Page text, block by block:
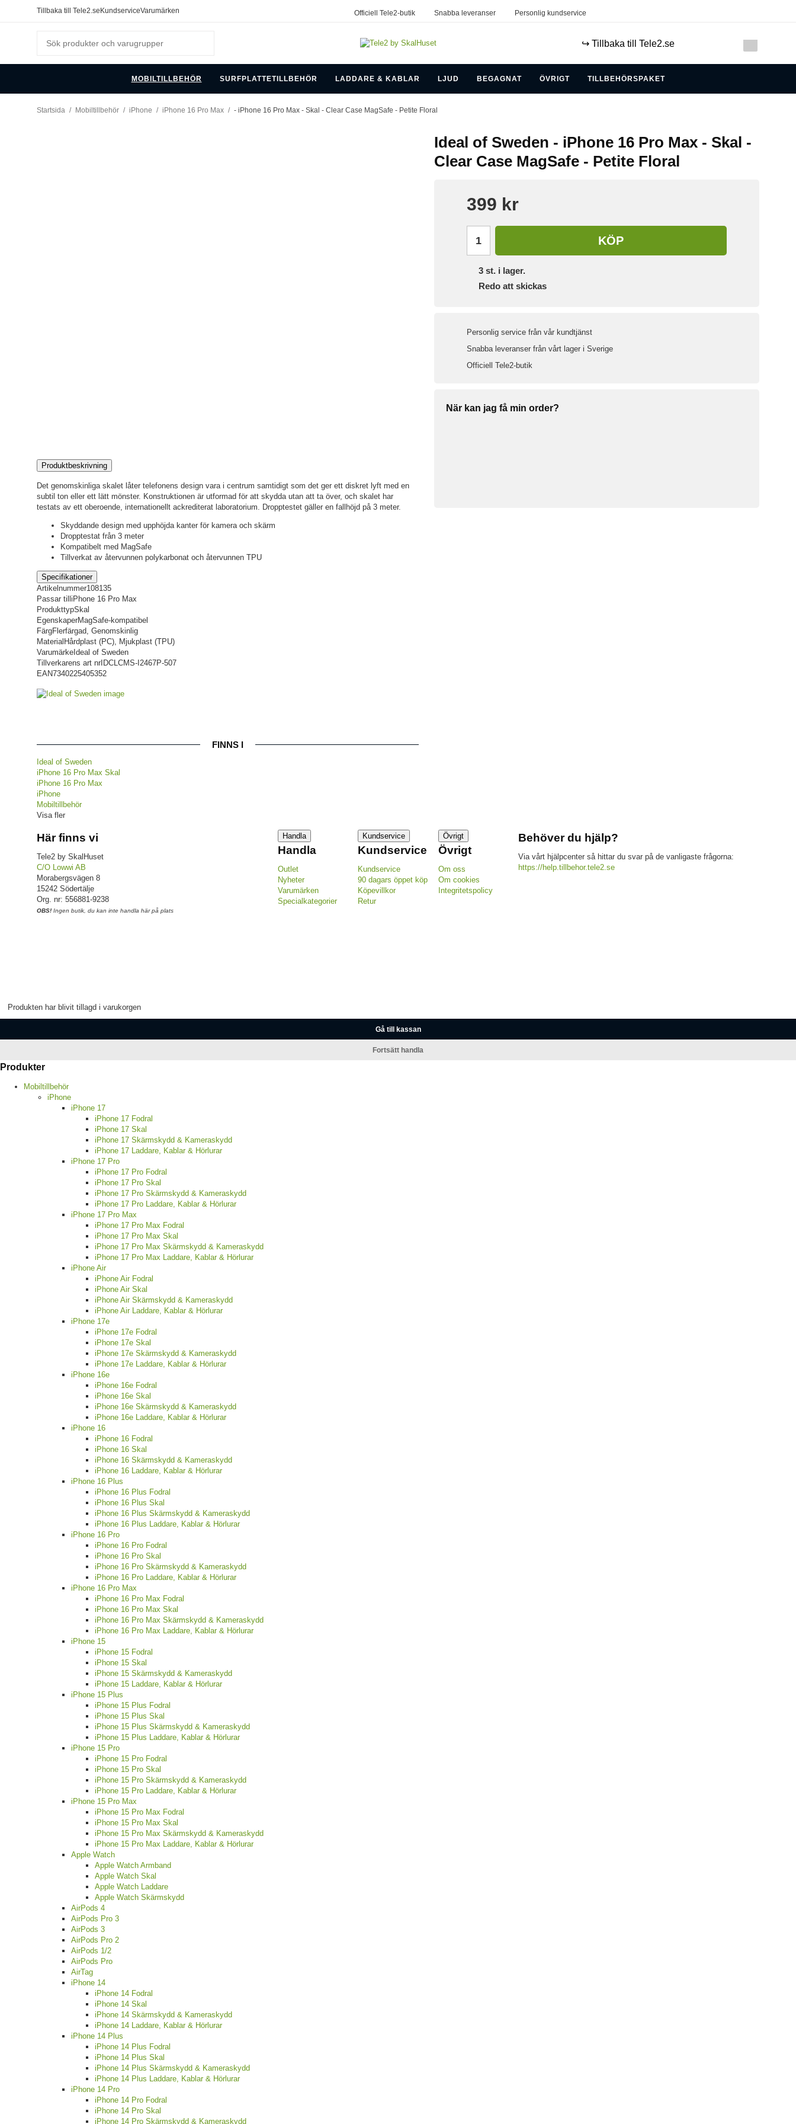
Tillbaka till Tele2.se KundserviceVarumärken Officiell Tele2-butik Snabba leveranser Personlig kundservice
↪️ Tillbaka till Tele2.se
MOBILTILLBEHÖR SURFPLATTETILLBEHÖR LADDARE & KABLAR LJUD BEGAGNAT ÖVRIGT TILLBEHÖRSPAKET
Startsida / Mobiltillbehör / iPhone / iPhone 16 Pro Max / - iPhone 16 Pro Max - Skal - Clear Case MagSafe - Petite Floral
Ideal of Sweden - iPhone 16 Pro Max - Skal -
Clear Case MagSafe - Petite Floral
399 kr
KÖP
3st. i lager.
Redo att skickas
Personlig service från vår kundtjänst
Snabba leveranser från vårt lager i Sverige
Officiell Tele2-butik
När kan jag få min order?
Produktbeskrivning
Det genomskinliga skalet låter telefonens design vara i centrum samtidigt som det ger ett diskret lyft med en
subtil ton eller ett lätt mönster. Konstruktionen är utformad för att skydda utan att ta över, och skalet har
testats av ett oberoende, internationellt ackrediterat laboratorium. Dropptestet gäller en fallhöjd på 3 meter.
Skyddande design med upphöjda kanter för kamera och skärm
Dropptestat från 3 meter
Kompatibelt med MagSafe
Tillverkat av återvunnen polykarbonat och återvunnen TPU
Specifikationer
Artikelnummer108135
Passar till iPhone 16 Pro Max
ProdukttypSkal
EgenskaperMagSafe-kompatibel
FärgFlerfärgad, Genomskinlig
Material Hårdplast (PC), Mjukplast (TPU)
Varumärke Ideal of Sweden
Tillverkarens art nr IDCLCMS-I2467P-507
EAN7340225405352
FINNS I
Ideal of Sweden
iPhone 16 Pro Max Skal
iPhone 16 Pro Max
iPhone
Mobiltillbehör
Visa fler
Här finns vi
Tele2 by SkalHuset
C/O Lowwi AB
Morabergsvägen 8
15242 Södertälje
Org. nr: 556881-9238
OBS! Ingen butik, du kan inte handla här på plats
Handla
Handla
Outlet
Nyheter
Varumärken
Specialkategorier
Kundservice
Kundservice
Kundservice
90 dagars öppet köp
Köpevillkor
Retur
Övrigt
Övrigt
Om oss
Om cookies
Integritetspolicy
Behöver du hjälp?
Via vårt hjälpcenter så hittar du svar på de vanligaste frågorna:
https://help.tillbehor.tele2.se
Produkten har blivit tillagd i varukorgen
Gå till kassan
Fortsätt handla
Produkter
Mobiltillbehör
iPhone
iPhone 17
iPhone 17 Fodral
iPhone 17 Skal
iPhone 17 Skärmskydd & Kameraskydd
iPhone 17 Laddare, Kablar & Hörlurar
iPhone 17 Pro
iPhone 17 Pro Fodral
iPhone 17 Pro Skal
iPhone 17 Pro Skärmskydd & Kameraskydd
iPhone 17 Pro Laddare, Kablar & Hörlurar
iPhone 17 Pro Max
iPhone 17 Pro Max Fodral
iPhone 17 Pro Max Skal
iPhone 17 Pro Max Skärmskydd & Kameraskydd
iPhone 17 Pro Max Laddare, Kablar & Hörlurar
iPhone Air
iPhone Air Fodral
iPhone Air Skal
iPhone Air Skärmskydd & Kameraskydd
iPhone Air Laddare, Kablar & Hörlurar
iPhone 17e
iPhone 17e Fodral
iPhone 17e Skal
iPhone 17e Skärmskydd & Kameraskydd
iPhone 17e Laddare, Kablar & Hörlurar
iPhone 16e
iPhone 16e Fodral
iPhone 16e Skal
iPhone 16e Skärmskydd & Kameraskydd
iPhone 16e Laddare, Kablar & Hörlurar
iPhone 16
iPhone 16 Fodral
iPhone 16 Skal
iPhone 16 Skärmskydd & Kameraskydd
iPhone 16 Laddare, Kablar & Hörlurar
iPhone 16 Plus
iPhone 16 Plus Fodral
iPhone 16 Plus Skal
iPhone 16 Plus Skärmskydd & Kameraskydd
iPhone 16 Plus Laddare, Kablar & Hörlurar
iPhone 16 Pro
iPhone 16 Pro Fodral
iPhone 16 Pro Skal
iPhone 16 Pro Skärmskydd & Kameraskydd
iPhone 16 Pro Laddare, Kablar & Hörlurar
iPhone 16 Pro Max
iPhone 16 Pro Max Fodral
iPhone 16 Pro Max Skal
iPhone 16 Pro Max Skärmskydd & Kameraskydd
iPhone 16 Pro Max Laddare, Kablar & Hörlurar
iPhone 15
iPhone 15 Fodral
iPhone 15 Skal
iPhone 15 Skärmskydd & Kameraskydd
iPhone 15 Laddare, Kablar & Hörlurar
iPhone 15 Plus
iPhone 15 Plus Fodral
iPhone 15 Plus Skal
iPhone 15 Plus Skärmskydd & Kameraskydd
iPhone 15 Plus Laddare, Kablar & Hörlurar
iPhone 15 Pro
iPhone 15 Pro Fodral
iPhone 15 Pro Skal
iPhone 15 Pro Skärmskydd & Kameraskydd
iPhone 15 Pro Laddare, Kablar & Hörlurar
iPhone 15 Pro Max
iPhone 15 Pro Max Fodral
iPhone 15 Pro Max Skal
iPhone 15 Pro Max Skärmskydd & Kameraskydd
iPhone 15 Pro Max Laddare, Kablar & Hörlurar
Apple Watch
Apple Watch Armband
Apple Watch Skal
Apple Watch Laddare
Apple Watch Skärmskydd
AirPods 4
AirPods Pro 3
AirPods 3
AirPods Pro 2
AirPods 1/2
AirPods Pro
AirTag
iPhone 14
iPhone 14 Fodral
iPhone 14 Skal
iPhone 14 Skärmskydd & Kameraskydd
iPhone 14 Laddare, Kablar & Hörlurar
iPhone 14 Plus
iPhone 14 Plus Fodral
iPhone 14 Plus Skal
iPhone 14 Plus Skärmskydd & Kameraskydd
iPhone 14 Plus Laddare, Kablar & Hörlurar
iPhone 14 Pro
iPhone 14 Pro Fodral
iPhone 14 Pro Skal
iPhone 14 Pro Skärmskydd & Kameraskydd